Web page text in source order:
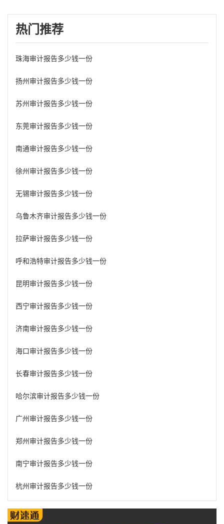
热门推荐
珠海审计报告多少钱一份
扬州审计报告多少钱一份
苏州审计报告多少钱一份
东莞审计报告多少钱一份
南通审计报告多少钱一份
徐州审计报告多少钱一份
无锡审计报告多少钱一份
乌鲁木齐审计报告多少钱一份
拉萨审计报告多少钱一份
呼和浩特审计报告多少钱一份
昆明审计报告多少钱一份
西宁审计报告多少钱一份
济南审计报告多少钱一份
海口审计报告多少钱一份
长春审计报告多少钱一份
哈尔滨审计报告多少钱一份
广州审计报告多少钱一份
郑州审计报告多少钱一份
南宁审计报告多少钱一份
杭州审计报告多少钱一份